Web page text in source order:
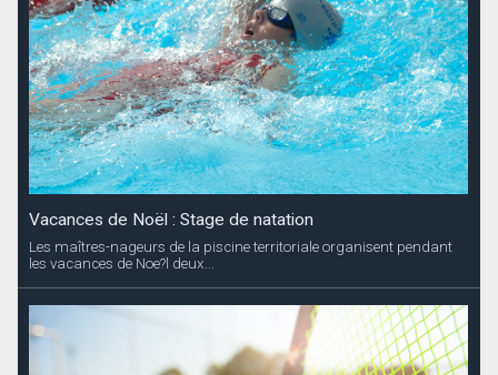
Vacances de Noël : Stage de natation
Les maîtres-nageurs de la piscine territoriale organisent pendant
les vacances de Noe?l deux...